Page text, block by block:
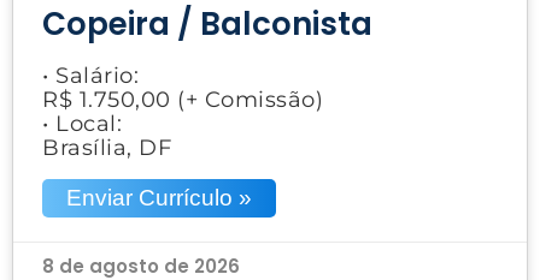
Copeira / Balconista
• Salário:
R$ 1.750,00 (+ Comissão)
• Local:
Brasília, DF
Enviar Currículo »
8 de agosto de 2026